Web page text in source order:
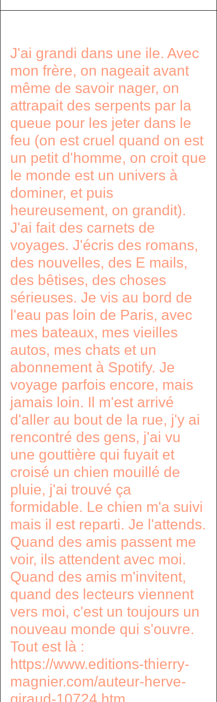
J'ai grandi dans une ile. Avec
mon frère, on nageait avant
même de savoir nager, on
attrapait des serpents par la
queue pour les jeter dans le
feu (on est cruel quand on est
un petit d'homme, on croit que
le monde est un univers à
dominer, et puis
heureusement, on grandit).
J'ai fait des carnets de
voyages. J'écris des romans,
des nouvelles, des E mails,
des bêtises, des choses
sérieuses. Je vis au bord de
l'eau pas loin de Paris, avec
mes bateaux, mes vieilles
autos, mes chats et un
abonnement à Spotify. Je
voyage parfois encore, mais
jamais loin. Il m'est arrivé
d'aller au bout de la rue, j'y ai
rencontré des gens, j'ai vu
une gouttière qui fuyait et
croisé un chien mouillé de
pluie, j'ai trouvé ça
formidable. Le chien m'a suivi
mais il est reparti. Je l'attends.
Quand des amis passent me
voir, ils attendent avec moi.
Quand des amis m'invitent,
quand des lecteurs viennent
vers moi, c'est un toujours un
nouveau monde qui s'ouvre.
Tout est là :
https://www.editions-thierry-
magnier.com/auteur-herve-